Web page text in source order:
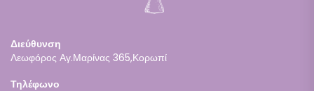
Διεύθυνση
Λεωφόρος Αγ.Μαρίνας 365,Κορωπί
Τηλέφωνο